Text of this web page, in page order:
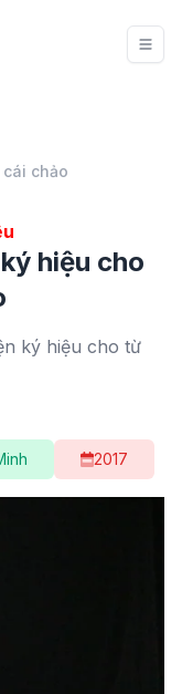
chảo
hiệu cho
ký hiệu cho từ
2017